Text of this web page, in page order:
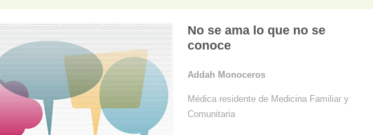
No se ama lo que no se
conoce
Addah Monoceros
Médica residente de Medicina Familiar y
Comunitaria